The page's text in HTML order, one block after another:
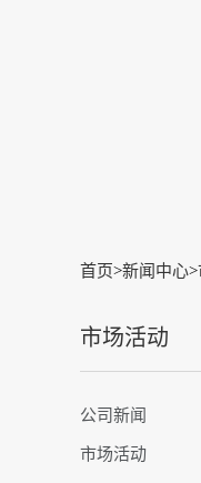
首页>新闻中心>
市场活动
公司新闻
市场活动